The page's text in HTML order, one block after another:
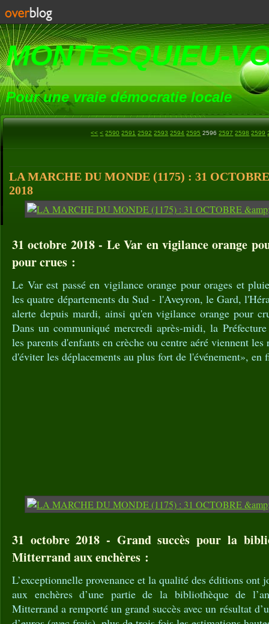
MONTESQUIEU-
Pour une vraie démocratie locale
<< < 2500
2510
2520
2530
2540
2550
2560
2570
2580
2590 2591 2592 2593 2594 2595 2596 2597 2598 2599
LA MARCHE DU MONDE (1175) : 31
2018
31 octobre 2018 - Le Var en vigilance orange
pour crues :
Le Var est passé en vigilance orange pour orages et
les quatre départements du Sud - l'Aveyron, le Gard,
alerte depuis mardi, ainsi qu'en vigilance orange pour
Dans un communiqué mercredi après-midi, la
les parents d'enfants en crèche ou centre aéré viennent
d'éviter les déplacements au plus fort de l'événement», en
31 octobre 2018 - Grand succès pour la
Mitterrand aux enchères :
L’exceptionnelle provenance et la qualité des éditions ont
aux enchères d’une partie de la bibliothèque de
Mitterrand a remporté un grand succès avec un résultat